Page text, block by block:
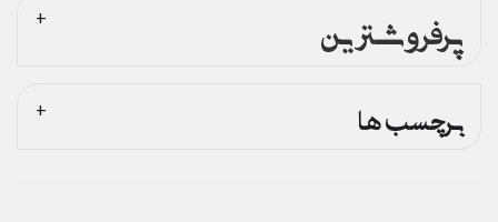
پرفروشترین
برچسب ها